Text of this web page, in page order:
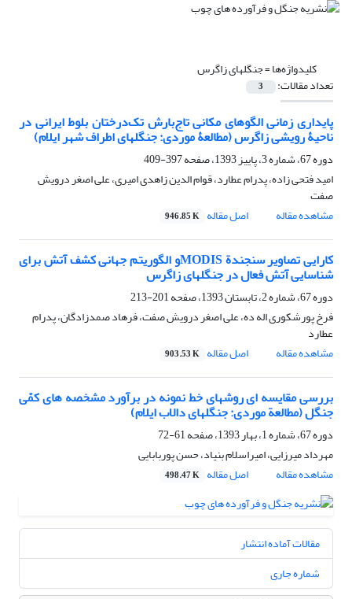
کلیدواژه‌ها =جنگل‏های زاگرس
تعداد مقالات: 3
پایداری زمانی الگوهای مکانی تاج‌بارش تک‌درختان بلوط ایرانی در
ناحیۀ رویشی زاگرس (مطالعۀ موردی: جنگل‏های اطراف شهر ایلام)
دوره 67، شماره 3، پاییز 1393، صفحه
397-409
امید فتحی زاده، پدرام عطارد، قوام الدین زاهدی امیری، علی اصغر درویش
صفت
مشاهده مقاله
اصل مقاله 946.85 K
کارایی تصاویر سنجندة MODISو الگوریتم جهانی کشف آتش برای
شناسایی آتش فعال در جنگل‏های زاگرس
دوره 67، شماره 2، تابستان 1393، صفحه
201-213
فرخ پورشکوری اله ده، علی اصغر درویش صفت، فرهاد صمدزادگان، پدرام
عطارد
مشاهده مقاله
اصل مقاله 903.53 K
بررسی مقایسه ‏ای روش‏های خط نمونه در برآورد مشخصه ‏های کمّی
جنگل (مطالعة موردی: جنگل‏های دالاب ایلام)
دوره 67، شماره 1، بهار 1393، صفحه
61-72
مهرداد میرزایی، امیراسلام بنیاد، حسن پوربابایی
مشاهده مقاله
اصل مقاله 498.47 K
مقالات آماده انتشار
شماره جاری